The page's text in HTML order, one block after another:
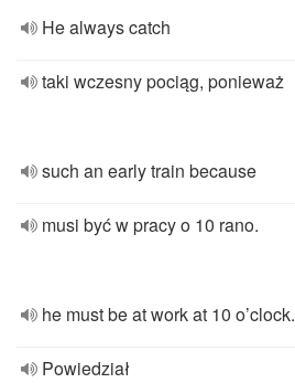
He always catch
taki wczesny pociąg, ponieważ
such an early train because
musi być w pracy o 10 rano.
he must be at work at 10 o’clock.
Powiedział